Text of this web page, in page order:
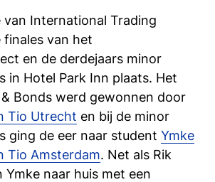
van International Trading
van het
en de derdejaars minor
in Hotel Park Inn plaats. Het
Bonds werd gewonnen door
Tio Utrecht en bij de minor
ging de eer naar student Ymke
Tio Amsterdam. Net als Rik
Ymke naar huis met een